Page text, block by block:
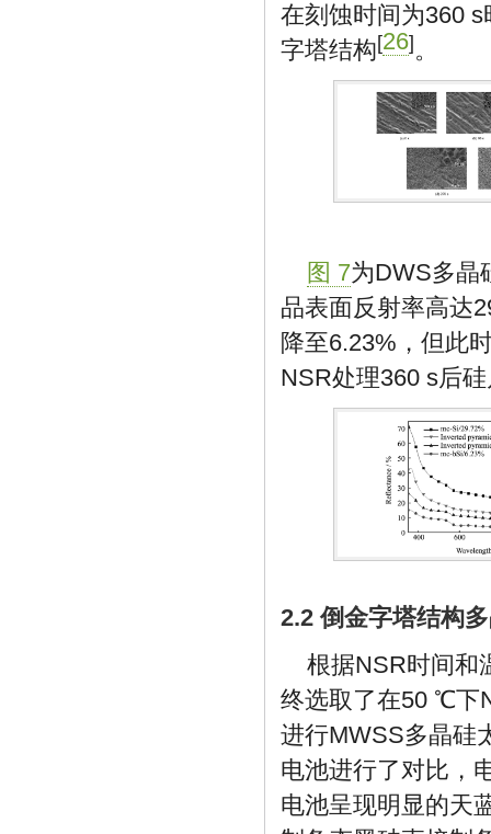
在刻蚀时间为360
字塔结构[26]。
图 7为DWS多晶
品表面反射率高达
降至6.23%，但此
NSR处理360 s后
2.2 倒金字塔结构
根据NSR时间和
终选取了在50 ℃下
进行MWSS多晶硅
电池进行了对比，
电池呈现明显的天